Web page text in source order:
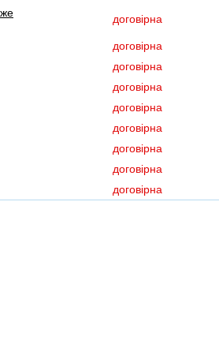
договірна
договірна
договірна
договірна
договірна
договірна
договірна
договірна
договірна